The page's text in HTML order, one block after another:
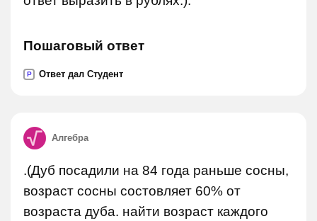
Пошаговый ответ
P Ответ дал Студент
Алгебра
.(Дуб посадили на 84 года раньше сосны,
возраст сосны состовляет 60% от
возраста дуба. найти возраст каждого